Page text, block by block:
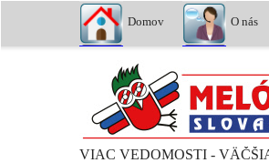
Domov O nás
VIAC VEDOMOSTI -